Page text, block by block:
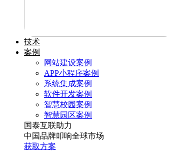
技术
案例
网站建设案例
APP小程序案例
系统集成案例
软件开发案例
智慧校园案例
智慧园区案例
国泰互联助力
中国品牌叩响全球市场
获取方案